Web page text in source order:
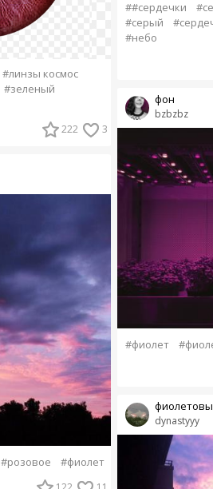
#линзы космос
#зеленый
222 3
#розовое #фиолет
##сердечки
#серый
#небо
bzbzbz
фон
#фиолет
dynastyyy